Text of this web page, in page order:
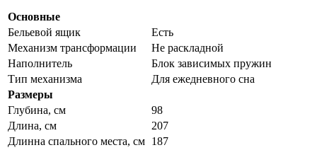
Основные
Бельевой ящик
Есть
Механизм трансформации
Не раскладной
Наполнитель
Блок зависимых пружин
Тип механизма
Для ежедневного сна
Размеры
Глубина, см
98
Длина, см
207
Длинна спального места, см 187